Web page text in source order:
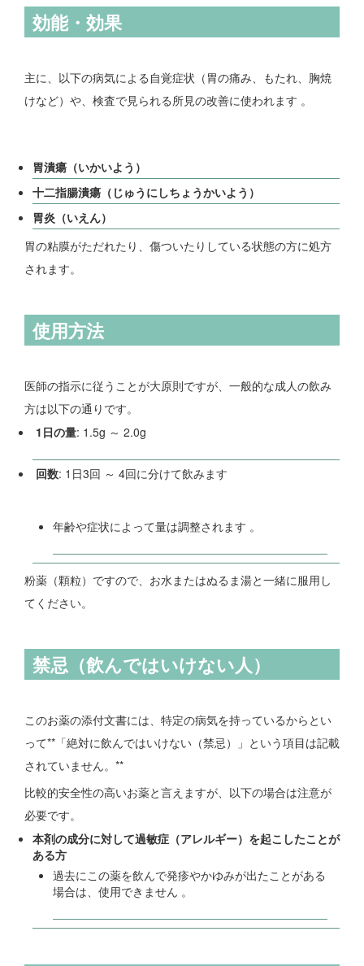
効能・効果
主に、以下の病気による自覚症状（胃の痛み、もたれ、胸焼
けなど）や、検査で見られる所見の改善に使われます 。
胃潰瘍（いかいよう）
十二指腸潰瘍（じゅうにしちょうかいよう）
胃炎（いえん）
胃の粘膜がただれたり、傷ついたりしている状態の方に処方
されます。
使用方法
医師の指示に従うことが大原則ですが、一般的な成人の飲み
方は以下の通りです。
1日の量: 1.5g ～ 2.0g
回数: 1日3回 ～ 4回に分けて飲みます
年齢や症状によって量は調整されます 。
粉薬（顆粒）ですので、お水またはぬるま湯と一緒に服用し
てください。
禁忌（飲んではいけない人）
このお薬の添付文書には、特定の病気を持っているからとい
って**「絶対に飲んではいけない（禁忌）」という項目は記載
されていません。**
比較的安全性の高いお薬と言えますが、以下の場合は注意が
必要です。
本剤の成分に対して過敏症（アレルギー）を起こしたことが
ある方
過去にこの薬を飲んで発疹やかゆみが出たことがある
場合は、使用できません 。